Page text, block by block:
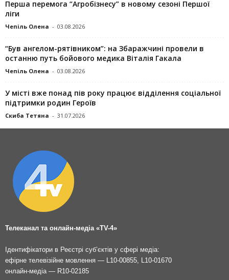
Перша перемога “Агробізнесу” в новому сезоні Першої
ліги
Чепіль Олена - 03.08.2026
“Був ангелом-рятівником”: на Збаражчині провели в
останню путь бойового медика Віталія Гакала
Чепіль Олена - 03.08.2026
У місті вже понад пів року працює відділення соціальної
підтримки родин Героїв
Скиба Тетяна - 31.07.2026
Телеканал та онлайн-медіа «TV-4»
Ідентифікатори в Реєстрі суб’єктів у сфері медіа:
ефірне телевізійне мовлення — L10-00855, L10-01670
онлайн-медіа — R10-02185